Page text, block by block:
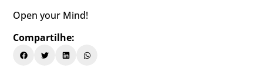
Open your Mind!
Compartilhe: